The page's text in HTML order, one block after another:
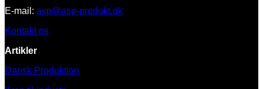
E-mail: asp@asp-produkt.dk
Kontakt os
Artikler
Dansk Produktion